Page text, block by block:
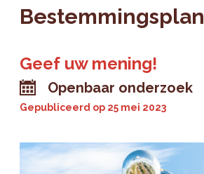
Bestemmingsplan
Geef uw mening!
Openbaar onderzoek
Gepubliceerd op 25 mei 2023